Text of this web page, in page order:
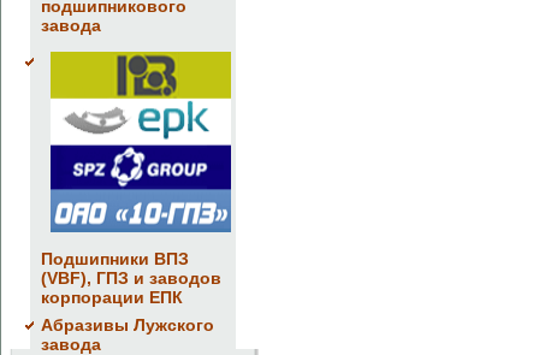
подшипникового
завода
Подшипники ВПЗ
(VBF), ГПЗ и заводов
корпорации ЕПК
Абразивы Лужского
завода